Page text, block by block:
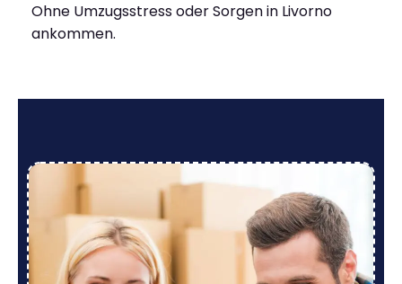
Ohne Umzugsstress oder Sorgen in Livorno
ankommen.